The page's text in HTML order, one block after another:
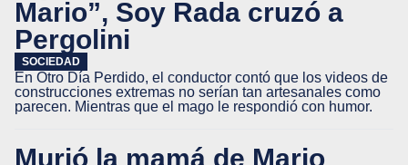
Mario”, Soy Rada cruzó a
Pergolini
SOCIEDAD
En Otro Día Perdido, el conductor contó que los videos de
construcciones extremas no serían tan artesanales como
parecen. Mientras que el mago le respondió con humor.
Murió la mamá de Mario